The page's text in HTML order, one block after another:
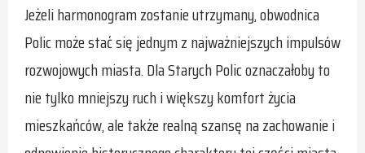
Jeżeli harmonogram zostanie utrzymany, obwodnica
Polic może stać się jednym z najważniejszych impulsów
rozwojowych miasta. Dla Starych Polic oznaczałoby to
nie tylko mniejszy ruch i większy komfort życia
mieszkańców, ale także realną szansę na zachowanie i